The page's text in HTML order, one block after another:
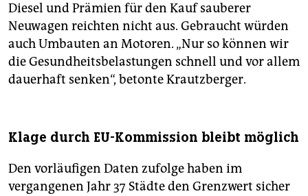
Diesel und Prämien für den Kauf sauberer
Neuwagen reichten nicht aus. Gebraucht würden
auch Umbauten an Motoren. „Nur so können wir
die Gesundheitsbelastungen schnell und vor allem
dauerhaft senken“, betonte Krautzberger.
Klage durch EU-Kommission bleibt möglich
Den vorläufigen Daten zufolge haben im
vergangenen Jahr 37 Städte den Grenzwert sicher